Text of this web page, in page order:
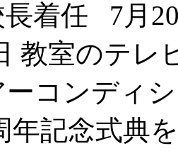
着任 7月
教室のテレ
コンディ
年記念式典